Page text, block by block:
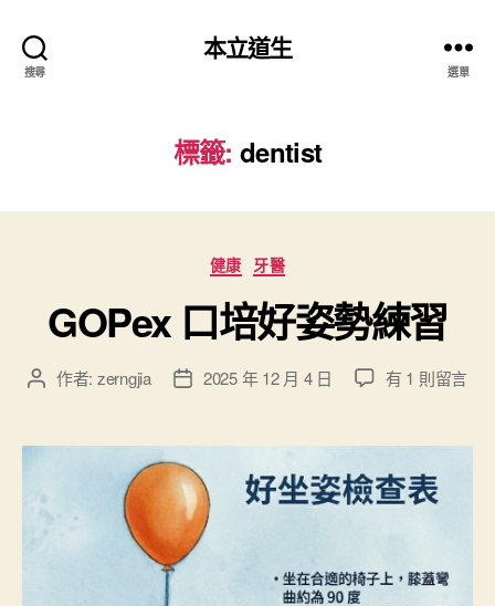
搜尋
本立道生
選單
標籤: dentist
分
類
健康 牙醫
GOPex 口培好姿勢練習
文
者
作者: zerngjia
文
佈
日
期
2025 年 12 月 4 日
在
O
P
e
培
有 1 則留言